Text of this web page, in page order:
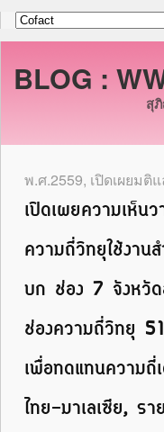
BLOG :
สุ
พ.ศ.2559, เปิดเผยมติ
เปิดเผยความเห็น
ความถี่วิทยุใช้งาน
บก ช่อง 7 จังหวัด
ช่องความถี่วิทยุ
เพื่อทดแทนความ
ไทย-มาเลเซีย, ร